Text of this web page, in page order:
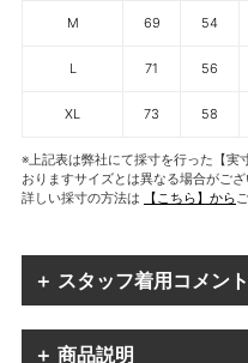
M 69 54
L 71 56
XL 73 58
※上記表は弊社にて採寸を行った【実
おりますサイズとは異なる場合がござ
詳しい採寸の方法は
【こちら】から
＋ スタッフ着用コメント
＋ 商品説明